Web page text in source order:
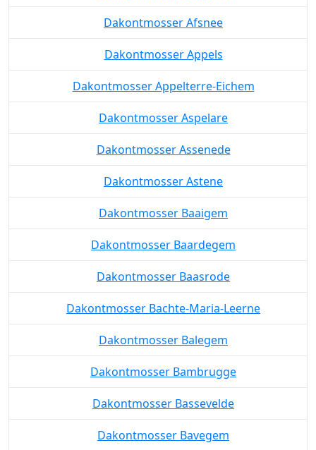
Dakontmosser Afsnee
Dakontmosser Appels
Dakontmosser Appelterre-Eichem
Dakontmosser Aspelare
Dakontmosser Assenede
Dakontmosser Astene
Dakontmosser Baaigem
Dakontmosser Baardegem
Dakontmosser Baasrode
Dakontmosser Bachte-Maria-Leerne
Dakontmosser Balegem
Dakontmosser Bambrugge
Dakontmosser Bassevelde
Dakontmosser Bavegem